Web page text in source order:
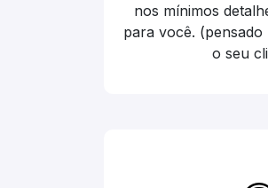
nos mínimos
para você.
o seu